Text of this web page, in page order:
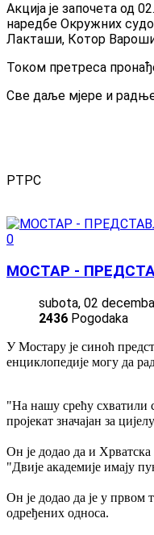
Акција је започета од
наредбе Окружних
Лакташи, Котор
Током претреса
Све даље мјере и
РТРС
0
МОСТАР -
subota, 02
2436 Pogodaka
У Мостару је синоћ
енциклопедије могу да
"На нашу срећу схватили
пројекат значајан за
Он је додао да и Хрватска
"Двије академије имају
Он је додао да је у првом
одређених односа.